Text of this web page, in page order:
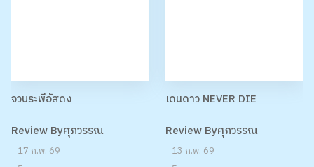
จวบระพีอัสดง
Review Byศุภวรรณ
เดนดาว NEVER DIE
Review Byศุภวรรณ